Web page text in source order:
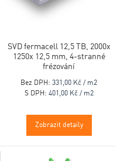
SVD fermacell 12,5 TB, 2000x
1250x 12,5 mm, 4-stranné
frézování
Bez DPH: 331,00 Kč / m2
S DPH: 401,00 Kč / m2
Zobrazit detaily